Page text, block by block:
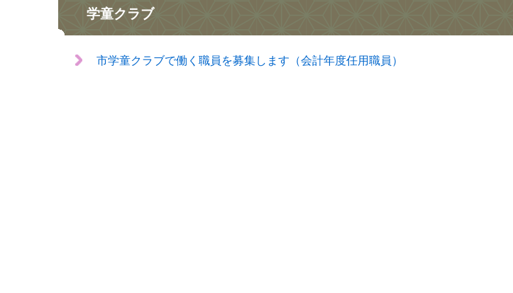
学童クラブ
市学童クラブで働く職員を募集します（会計年度任用職員）